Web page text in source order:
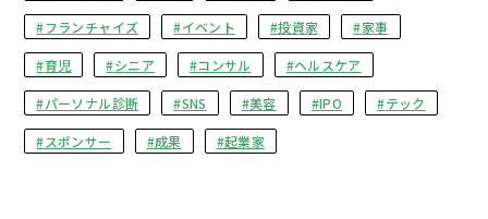
フランチャイズ イベント 投資家 家事
育児 シニア コンサル ヘルスケア
パーソナル診断 SNS 美容 IPO テック
スポンサー 成果 起業家